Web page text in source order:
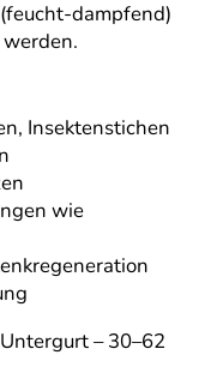
dampfend)
Insektenstichen
wie
– 30–62